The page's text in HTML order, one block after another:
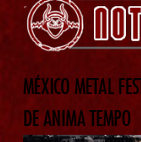
MÉXICO METAL
DE ANIMA TEMPO